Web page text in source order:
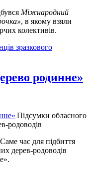
Міжнародний
, в якому взяли
колективів.
зразкового
родинне»
Підсумки обласного
родоводів
час для підбиття
дерев-родоводів